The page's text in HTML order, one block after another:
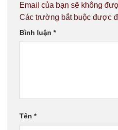
Email của bạn sẽ không
Các trường bắt buộc được
Bình luận *
Tên *